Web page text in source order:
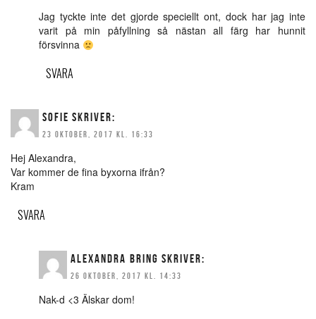
Jag tyckte inte det gjorde speciellt ont, dock har jag inte
varit på min påfyllning så nästan all färg har hunnit
försvinna
SVARA
SOFIE SKRIVER:
23 OKTOBER, 2017 KL. 16:33
Hej Alexandra,
Var kommer de fina byxorna ifrån?
Kram
SVARA
ALEXANDRA BRING SKRIVER:
26 OKTOBER, 2017 KL. 14:33
Nak-d <3 Älskar dom!